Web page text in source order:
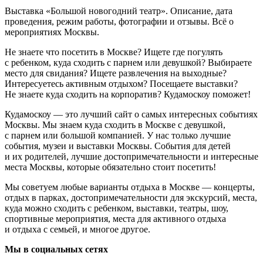
Выставка «Большой новогодний театр». Описание, дата
проведения, режим работы, фотографии и отзывы. Всё о
мероприятиях Москвы.
Не знаете что посетить в Москве? Ищете где погулять
с ребенком, куда сходить с парнем или девушкой? Выбираете
место для свидания? Ищете развлечения на выходные?
Интересуетесь активным отдыхом? Посещаете выставки?
Не знаете куда сходить на корпоратив? Кудамоскоу поможет!
Кудамоскоу — это лучший сайт о самых интересных событиях
Москвы. Мы знаем куда сходить в Москве с девушкой,
с парнем или большой компанией. У нас только лучшие
события, музеи и выставки Москвы. События для детей
и их родителей, лучшие достопримечательности и интересные
места Москвы, которые обязательно стоит посетить!
Мы советуем любые варианты отдыха в Москве — концерты,
отдых в парках, достопримечательности для экскурсий, места,
куда можно сходить с ребенком, выставки, театры, шоу,
спортивные мероприятия, места для активного отдыха
и отдыха с семьей, и многое другое.
Мы в социальных сетях